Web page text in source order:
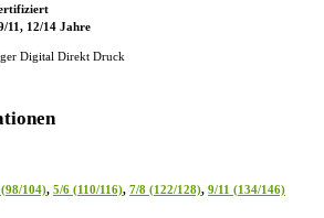
11, 12/14 Jahre
Digital Direkt Druck
104), 5/6 (110/116), 7/8 (122/128), 9/11 (134/146)